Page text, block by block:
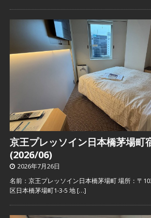
京王プレッソイン日本橋茅場町
(2026/06)
2026年7月26日
名前：京王プレッソイン日本橋茅場町 場所：〒
区日本橋茅場町1-3-5 地[…]